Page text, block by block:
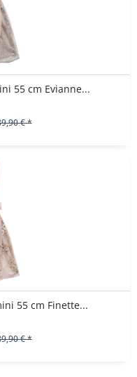
55 cm Evianne...
€ *
55 cm Finette...
€ *